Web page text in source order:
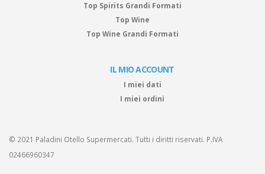
Top Spirits Grandi Formati
Top Wine
Top Wine Grandi Formati
IL MIO ACCOUNT
I miei dati
I miei ordini
© 2021 Paladini Otello Supermercati. Tutti i diritti riservati. P.IVA
02466960347